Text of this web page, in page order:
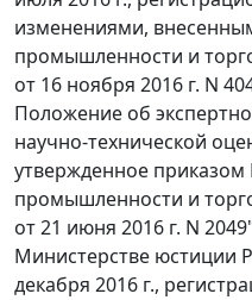
изменениями,
промышленности и
от 16 ноября 2016 г. N
Положение об
научно-технической
утвержденное приказом
промышленности и
от 21 июня 2016 г. N
Министерстве юстиции
декабря 2016 г.,